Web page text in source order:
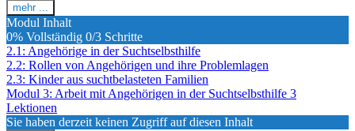
mehr ...
Modul
2:
Betroffenheit
von
Angehörigen
Modul Inhalt
0% Vollständig 0/3 Schritte
2.1: Angehörige in der Suchtselbsthilfe
2.2: Rollen von Angehörigen und ihre Problemlagen
2.3: Kinder aus suchtbelasteten Familien
Modul 3: Arbeit mit Angehörigen in der Suchtselbsthilfe 3
Lektionen
Sie haben derzeit keinen Zugriff auf diesen Inhalt